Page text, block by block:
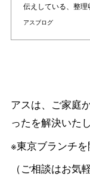
伝えしている、整
アスブログ
アスは、ご家庭
ったを解決いた
※東京ブランチを
（ご相談はお気